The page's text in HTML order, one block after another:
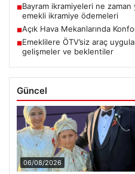
■Bayram ikramiyeleri ne zaman
emekli ikramiye ödemeleri
■Açık Hava Mekanlarında
■Emeklilere ÖTV’siz araç
gelişmeler ve beklentiler
Güncel
06/08/2026